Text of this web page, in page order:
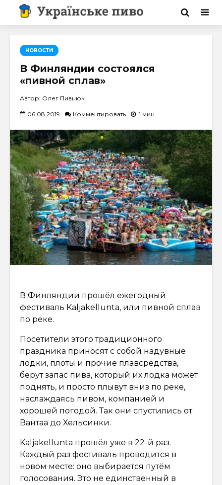
НОВОСТИ
В Финляндии состоялся
«пивной сплав»
Автор: Олег Пивнюк
06.08.2019 Комментировать 1 мин.
В Финляндии прошёл ежегодный
фестиваль Kaljakellunta, или пивной сплав
по реке.
Посетители этого традиционного
праздника приносят с собой надувные
лодки, плоты и прочие плавсредства,
берут запас пива, который их лодка может
поднять, и просто плывут вниз по реке,
наслаждаясь пивом, компанией и
хорошей погодой. Так они спустились от
Вантаа до Хельсинки.
Kaljakellunta прошёл уже в 22-й раз.
Каждый раз фестиваль проводится в
новом месте: оно выбирается путём
голосования. Это не единственный в